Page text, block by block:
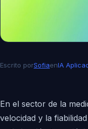
Escrito porSofiaenIA
En el sector de la
velocidad y la